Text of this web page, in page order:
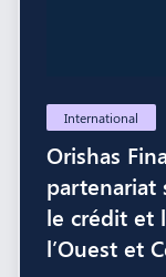
International
Orishas
partenariat
le crédit et
l’Ouest et